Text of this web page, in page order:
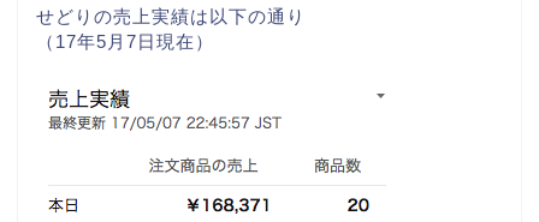
せどりの売上実績は以下の通り
（17年5月7日現在）